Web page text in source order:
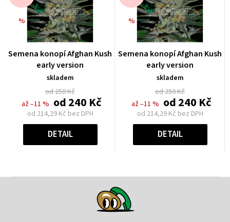
%
Průměrné
hodnocení
produktu
je
0,0
z
5
hvězdiček.
Semena konopí Afghan Kush
early version
skladem
od 250 Kč
až –11 % od240 Kč
od 214,29 Kč bez DPH
Měrná
cena:
DETAIL
%
Průměrné
hodnocení
produktu
je
0,0
z
5
hvězdiček.
Semena konopí Afghan Kush
early version
skladem
od 250 Kč
až –11 % od240 Kč
od 214,29 Kč bez DPH
Měrná
cena:
DETAIL